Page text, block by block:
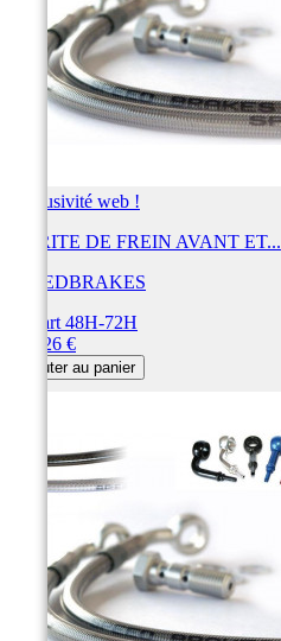
Exclusivité web !
DURITE DE FREIN AVANT ET...
SPEEDBRAKES
Départ 48H-72H
452,26 €
Ajouter au panier